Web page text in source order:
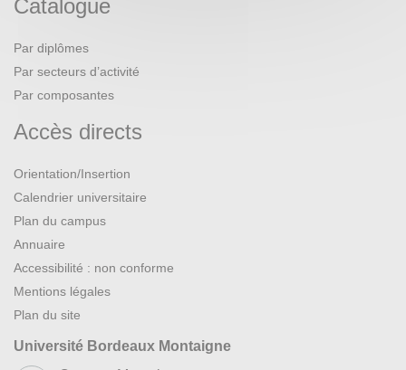
Catalogue
Par diplômes
Par secteurs d’activité
Par composantes
Accès directs
Orientation/Insertion
Calendrier universitaire
Plan du campus
Annuaire
Accessibilité : non conforme
Mentions légales
Plan du site
Université Bordeaux Montaigne